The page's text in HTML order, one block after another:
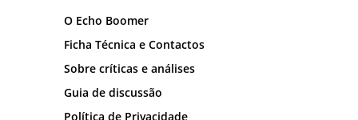
O Echo Boomer
Ficha Técnica e Contactos
Sobre críticas e análises
Guia de discussão
Política de Privacidade